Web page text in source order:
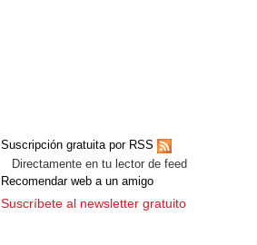
Suscripción gratuita por RSS
Directamente en tu lector de feed
Recomendar web a un amigo
Suscríbete al newsletter gratuito